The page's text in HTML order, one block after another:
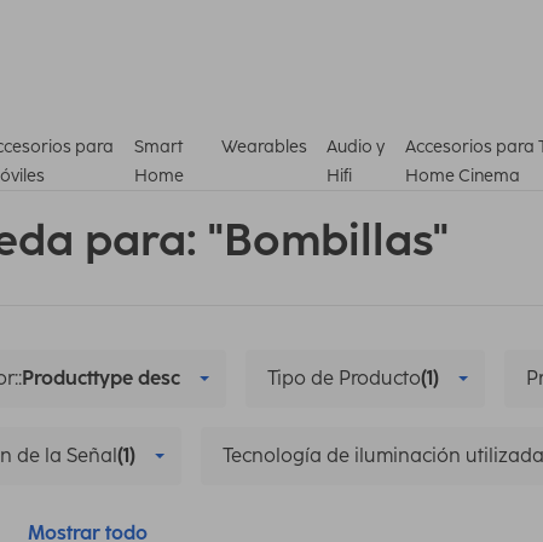
para
Smart
Home
Wearables
Audio y
Hifi
Accesorios para
Home Cinema
para: "Bombillas"
Producttype desc Tipo de Producto(1)
de la Señal(1) Tecnología de iluminación utilizada
Mostrar todo